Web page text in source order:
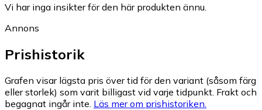
Vi har inga insikter för den här produkten ännu.
Annons
Prishistorik
Grafen visar lägsta pris över tid för den variant (såsom färg
eller storlek) som varit billigast vid varje tidpunkt. Frakt och
begagnat ingår inte. Läs mer om prishistoriken.